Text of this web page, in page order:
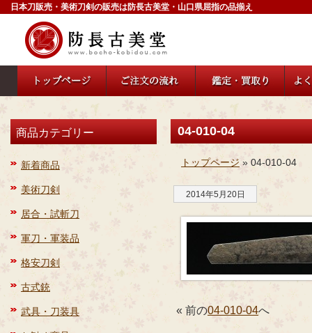
日本刀販売・美術刀剣の販売は防長古美堂・山口県屈指の品揃え
商品カテゴリー
新着商品
美術刀剣
居合・試斬刀
軍刀・軍装品
格安刀剣
古式銃
武具・刀装具
04-010-04
トップページ » 04-010-04
2014年5月20日
« 前の04-010-04へ